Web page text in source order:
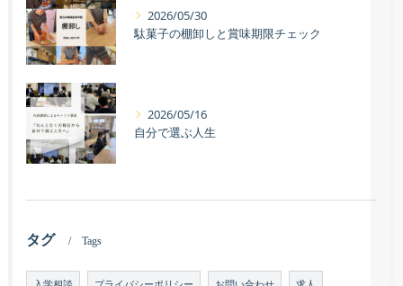
2026/05/30
駄菓子の棚卸しと賞味期限チェック
2026/05/16
自分で選ぶ人生
タグ Tags